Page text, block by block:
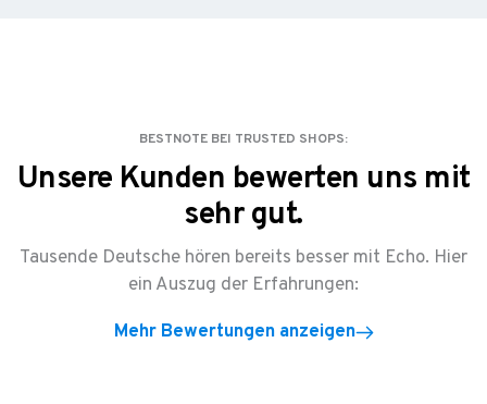
BESTNOTE BEI TRUSTED SHOPS:
Unsere Kunden bewerten uns mit
sehr gut.
Tausende Deutsche hören bereits besser mit Echo. Hier
ein Auszug der Erfahrungen:
Mehr Bewertungen anzeigen